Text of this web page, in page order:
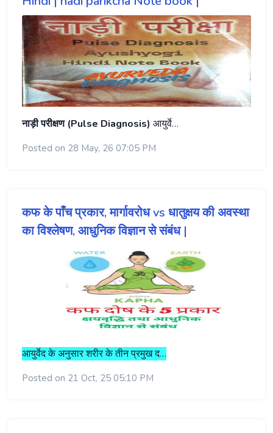
नाड़ी परीक्षण (Pulse Diagnosis) आयुर्वे…
Posted on 28 May, 26 07:05 PM
कफ के पाँच प्रकार, मार्गावरोध vs धातुक्षय की अवस्था
का विश्लेषण, आधुनिक विज्ञान से संबंध |
आयुर्वेद के अनुसार शरीर के तीन प्रमुख द…
Posted on 21 Oct, 25 05:10 PM